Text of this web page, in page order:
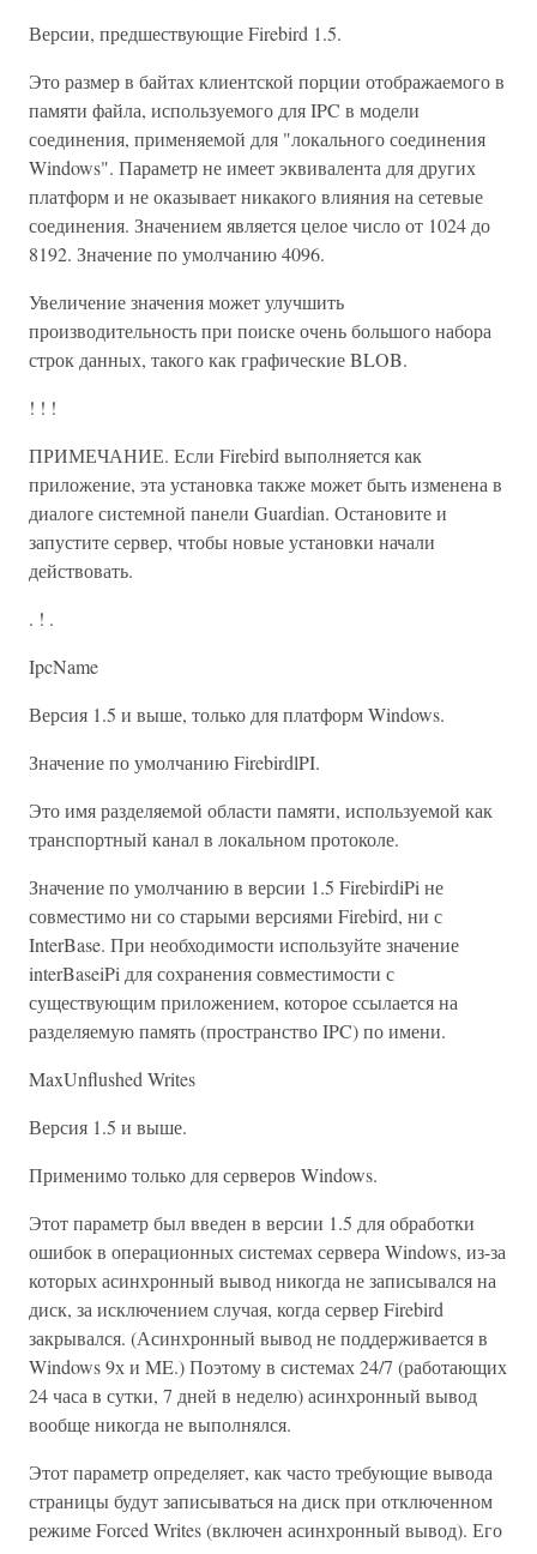
Версии, предшествующие Firebird 1.5.
Это размер в байтах клиентской порции отображаемого в
памяти файла, используемого для IPC в модели
соединения, применяемой для "локального соединения
Windows". Параметр не имеет эквивалента для других
платформ и не оказывает никакого влияния на сетевые
соединения. Значением является целое число от 1024 до
8192. Значение по умолчанию 4096.
Увеличение значения может улучшить
производительность при поиске очень большого набора
строк данных, такого как графические BLOB.
! ! !
ПРИМЕЧАНИЕ. Если Firebird выполняется как
приложение, эта установка также может быть изменена в
диалоге системной панели Guardian. Остановите и
запустите сервер, чтобы новые установки начали
действовать.
. ! .
IpcName
Версия 1.5 и выше, только для платформ Windows.
Значение по умолчанию FirebirdlPI.
Это имя разделяемой области памяти, используемой как
транспортный канал в локальном протоколе.
Значение по умолчанию в версии 1.5 FirebirdiPi не
совместимо ни со старыми версиями Firebird, ни с
InterBase. При необходимости используйте значение
interBaseiPi для сохранения совместимости с
существующим приложением, которое ссылается на
разделяемую память (пространство IPC) по имени.
MaxUnflushed Writes
Версия 1.5 и выше.
Применимо только для серверов Windows.
Этот параметр был введен в версии 1.5 для обработки
ошибок в операционных системах сервера Windows, из-за
которых асинхронный вывод никогда не записывался на
диск, за исключением случая, когда сервер Firebird
закрывался. (Асинхронный вывод не поддерживается в
Windows 9х и ME.) Поэтому в системах 24/7 (работающих
24 часа в сутки, 7 дней в неделю) асинхронный вывод
вообще никогда не выполнялся.
Этот параметр определяет, как часто требующие вывода
страницы будут записываться на диск при отключенном
режиме Forced Writes (включен асинхронный вывод). Его